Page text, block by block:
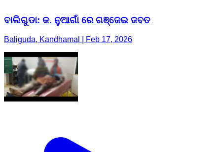
ବାଲିଗୁଡା: କ. ନୁଆଗାଁ ରେ ଗଞ୍ଜେଇ ଜବତ
Baliguda, Kandhamal | Feb 17, 2026